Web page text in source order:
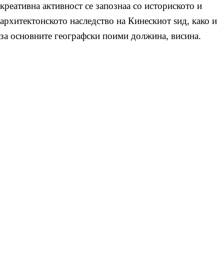
креативна активност се запознаа со историското и
архитектонското наследство на Кинескиот ѕид, како и
за основните географски поими должина, висина.